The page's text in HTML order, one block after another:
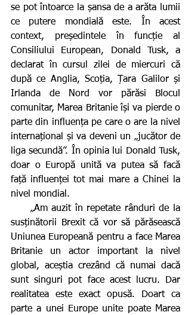
se pot întoarce la șansa de a arăta lumii
ce putere mondială este. În acest
context, președintele în funcție al
Consiliului European, Donald Tusk, a
declarat în cursul zilei de miercuri că
după ce Anglia, Scoția, Țara Galilor și
Irlanda de Nord vor părăsi Blocul
comunitar, Marea Britanie își va pierde o
parte din influența pe care o are la nivel
internațional și va deveni un „jucător de
liga secundă”. În opinia lui Donald Tusk,
doar o Europă unită va putea să facă
față influenței tot mai mare a Chinei la
nivel mondial.
susținătorii Brexit că vor să părăsească
Uniunea Europeană pentru a face Marea
Britanie un actor important la nivel
global, aceștia crezând că numai dacă
sunt singuri pot face acest lucru. Dar
realitatea este exact opusă. Doart ca
parte a unei Europe unite poate Marea